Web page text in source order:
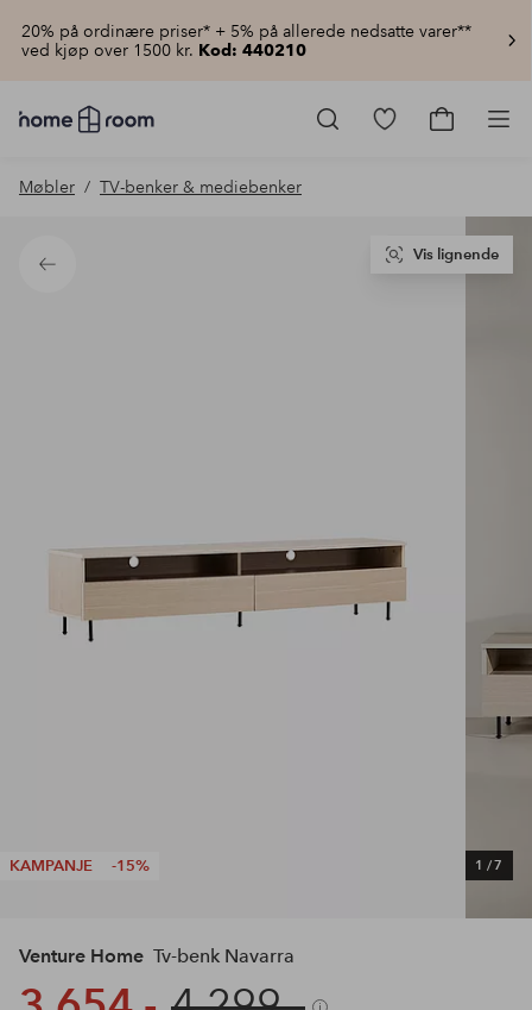
20% på ordinære priser* + 5% på allerede nedsatte varer**
ved kjøp over 1500 kr. Kod: 440210
Homeroom
–
hjemmet
pris
Gå
Gå
Møbler TV-benker & mediebenker
Tilbake
KAMPANJE -15% 1 /7
Vis lignende
Venture Home Tv-benk Navarra